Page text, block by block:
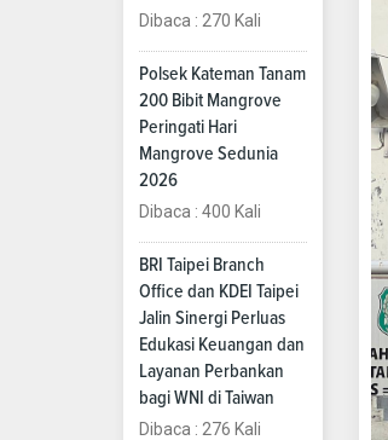
Dibaca : 270 Kali
Polsek Kateman Tanam
200 Bibit Mangrove
Peringati Hari
Mangrove Sedunia
2026
Dibaca : 400 Kali
BRI Taipei Branch
Office dan KDEI Taipei
Jalin Sinergi Perluas
Edukasi Keuangan dan
Layanan Perbankan
bagi WNI di Taiwan
Dibaca : 276 Kali